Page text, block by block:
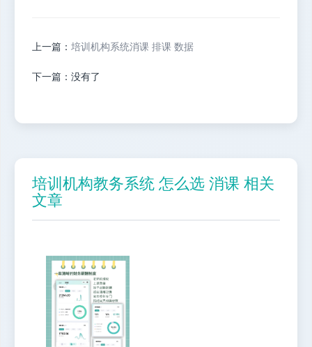
上一篇： 培训机构系统消课 排课 数据
下一篇：没有了
培训机构教务系统 怎么选 消课 相关
文章